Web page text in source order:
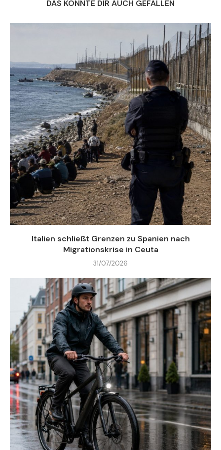
DAS KÖNNTE DIR AUCH GEFALLEN
Italien schließt Grenzen zu Spanien nach
Migrationskrise in Ceuta
31/07/2026